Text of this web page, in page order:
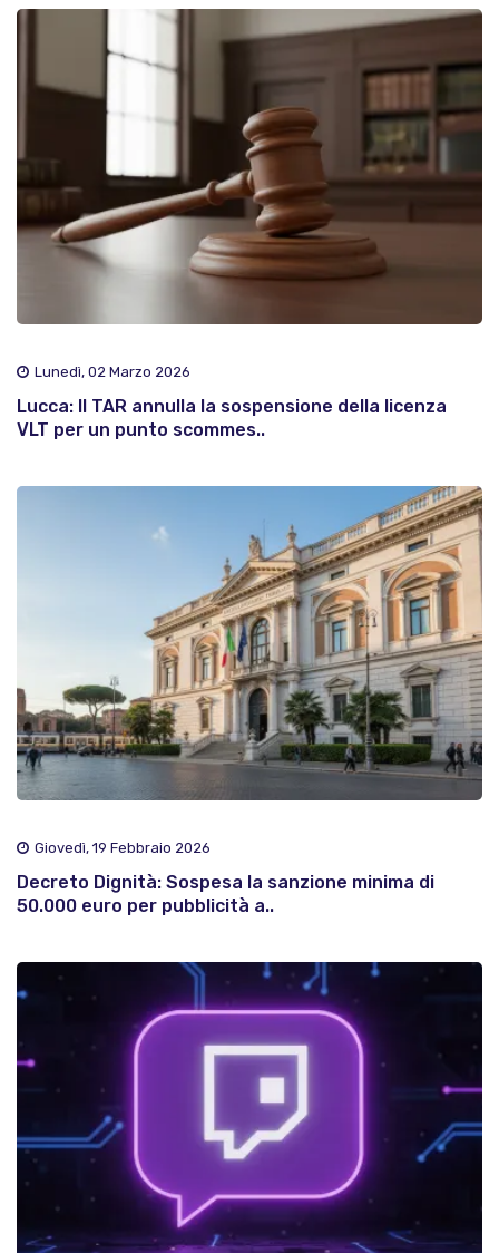
Lunedì, 02 Marzo 2026
Lucca: Il TAR annulla la sospensione della licenza
VLT per un punto scommes..
Giovedì, 19 Febbraio 2026
Decreto Dignità: Sospesa la sanzione minima di
50.000 euro per pubblicità a..